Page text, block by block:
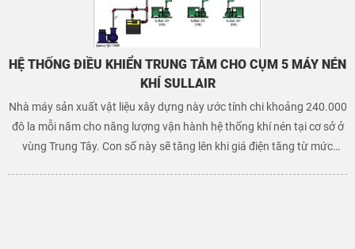
HỆ THỐNG ĐIỀU KHIỂN TRUNG TÂM CHO CỤM 5 MÁY NÉN
KHÍ SULLAIR
Nhà máy sản xuất vật liệu xây dựng này ước tính chi khoảng 240.000
đô la mỗi năm cho năng lượng vận hành hệ thống khí nén tại cơ sở ở
vùng Trung Tây. Con số này sẽ tăng lên khi giá điện tăng từ mức